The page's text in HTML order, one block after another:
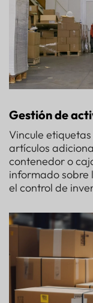
Gestión de
Vincule
artículos
contenedor o
informado sobre
el control de